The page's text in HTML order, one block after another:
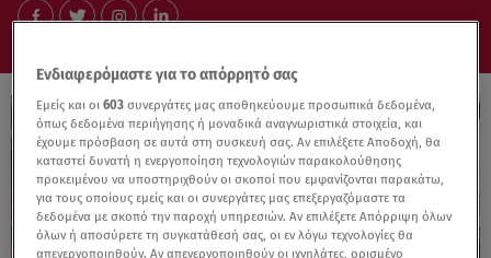
Ενδιαφερόμαστε για το απόρρητό σας
Εμείς και οι603 συνεργάτες μας αποθηκεύουμε προσωπικά δεδομένα,
όπως δεδομένα περιήγησης ή μοναδικά αναγνωριστικά στοιχεία, και
έχουμε πρόσβαση σε αυτά στη συσκευή σας. Αν επιλέξετε Αποδοχή, θα
καταστεί δυνατή η ενεργοποίηση τεχνολογιών παρακολούθησης
προκειμένου να υποστηριχθούν οι σκοποί που εμφανίζονται παρακάτω,
για τους οποίους εμείς και οι συνεργάτες μας επεξεργαζόμαστε τα
δεδομένα με σκοπό την παροχή υπηρεσιών. Αν επιλέξετε Απόρριψη όλων
όλων ή αποσύρετε τη συγκατάθεσή σας, οι εν λόγω τεχνολογίες θα
απενεργοποιηθούν. Αν απενεργοποιηθούν οι ιχνηλάτες, ορισμένο